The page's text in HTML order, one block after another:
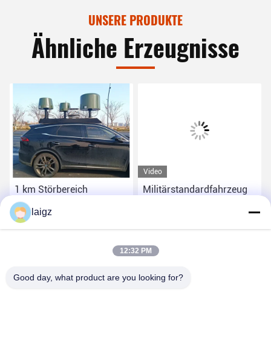
UNSERE PRODUKTE
Ähnliche Erzeugnisse
1 km Störbereich
Steuerungseinrichtung im
Fahrzeug weniger als 10°
Richtung Genauigkeit
Video
Militärstandardfahrzeug
einstellen, während er
Frequenz von 20MHz zu
laigz
12:32 PM
Good day, what product are you looking for?